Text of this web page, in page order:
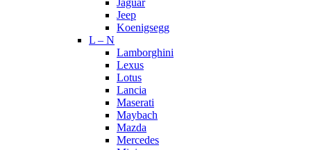
Jaguar
Jeep
Koenigsegg
L – N
Lamborghini
Lexus
Lotus
Lancia
Maserati
Maybach
Mazda
Mercedes